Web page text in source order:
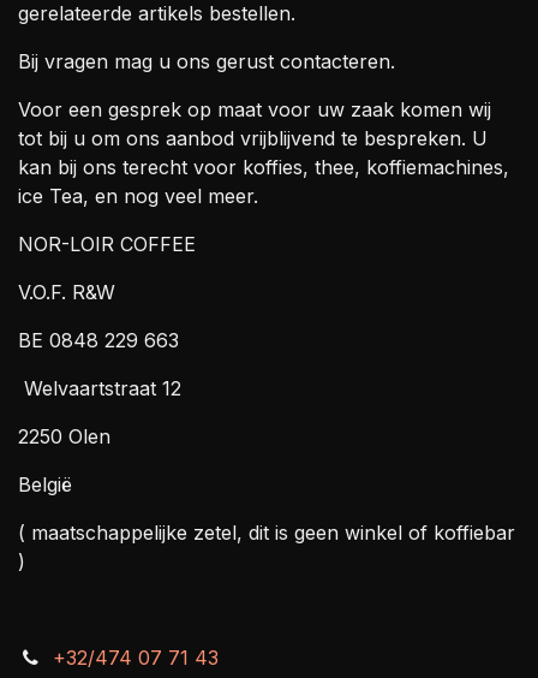
gerelateerde artikels bestellen.
Bij vragen mag u ons gerust contacteren.
Voor een gesprek op maat voor uw zaak komen wij
tot bij u om ons aanbod vrijblijvend te bespreken. U
kan bij ons terecht voor koffies, thee, koffiemachines,
ice Tea, en nog veel meer.
NOR-LOIR COFFEE
V.O.F. R&W
BE 0848 229 663
Welvaartstraat 12
2250 Olen
België
( maatschappelijke zetel, dit is geen winkel of koffiebar
)
+32/474 07 71 43